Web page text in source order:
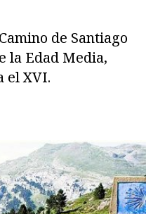
de Santiago
la Edad Media,
el XVI.